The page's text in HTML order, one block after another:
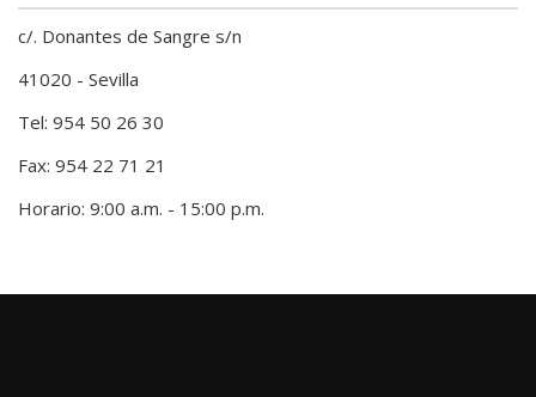
c/. Donantes de Sangre s/n
41020 - Sevilla
Tel: 954 50 26 30
Fax: 954 22 71 21
Horario: 9:00 a.m. - 15:00 p.m.